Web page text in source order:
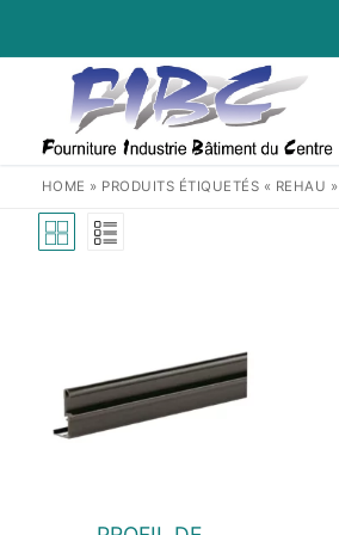
HOME » PRODUITS ÉTIQUETÉS « REHAU »